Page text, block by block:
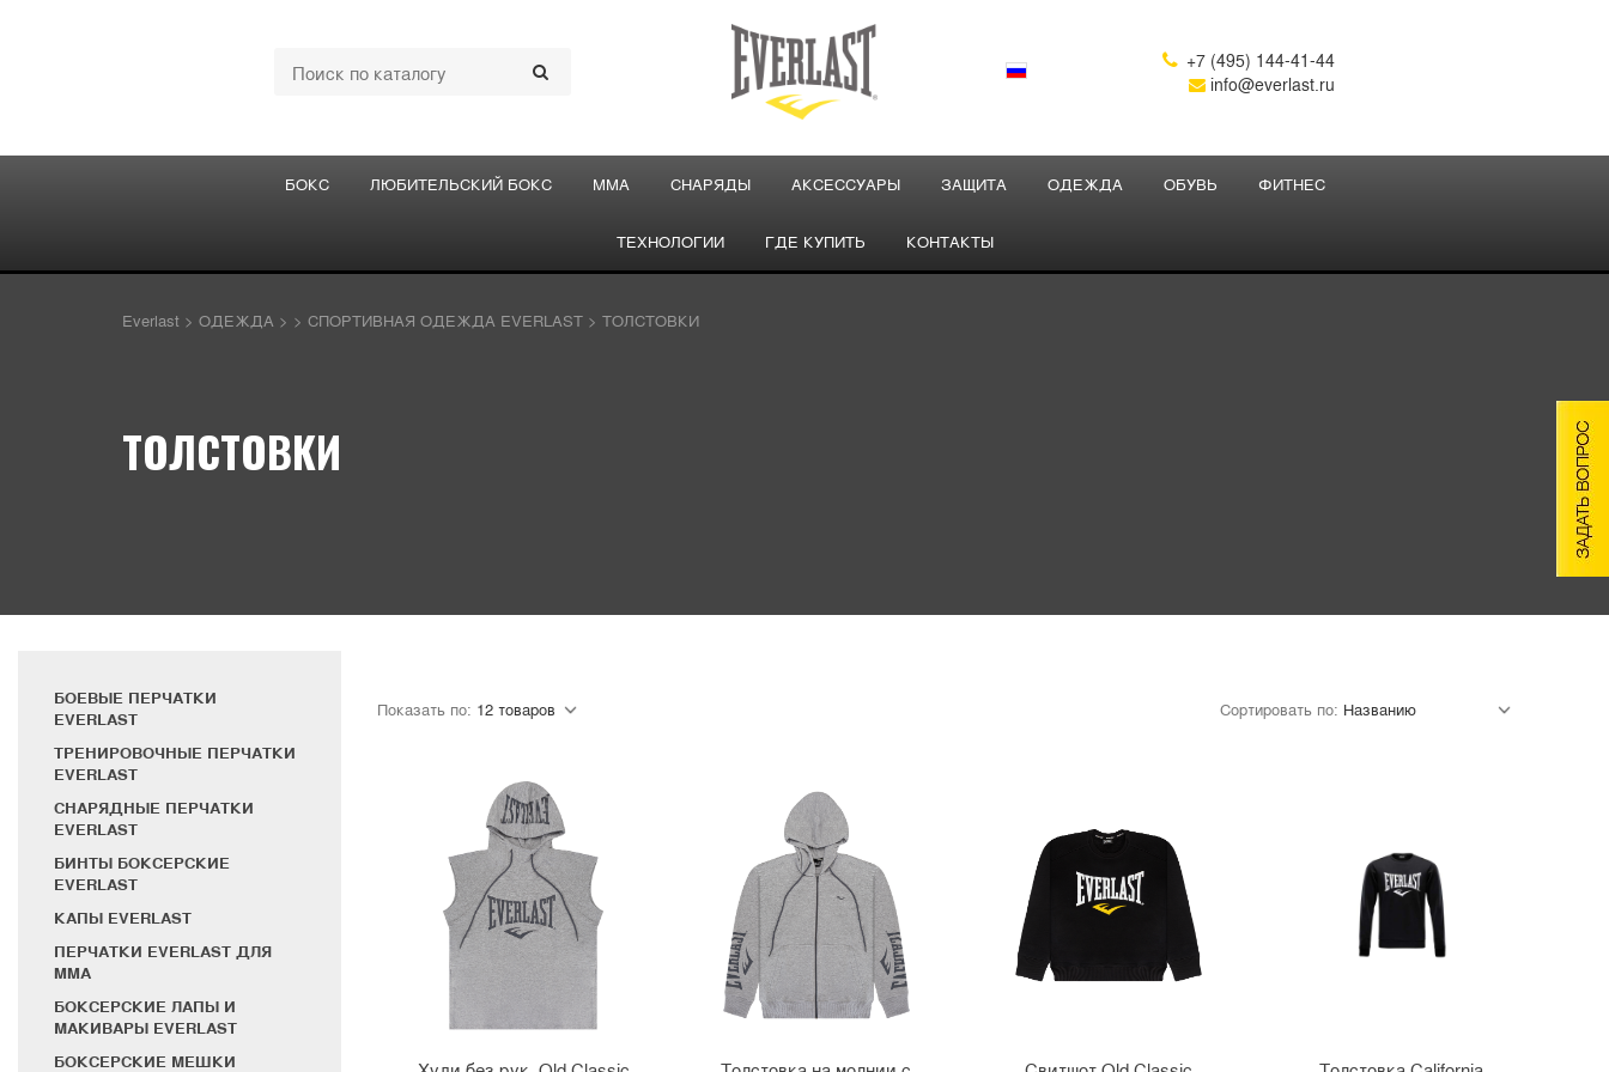
 +7 (495) 144-41-44
info@everlast.ru
БОКС ЛЮБИТЕЛЬСКИЙ БОКС ММА СНАРЯДЫ АКСЕССУАРЫ ЗАЩИТА ОДЕЖДА ОБУВЬ ФИТНЕС
ТЕХНОЛОГИИ ГДЕ КУПИТЬ КОНТАКТЫ
Everlast > ОДЕЖДА > > СПОРТИВНАЯ ОДЕЖДА EVERLAST > ТОЛСТОВКИ
ТОЛСТОВКИ
БОЕВЫЕ ПЕРЧАТКИ
EVERLAST
ТРЕНИРОВОЧНЫЕ ПЕРЧАТКИ
EVERLAST
СНАРЯДНЫЕ ПЕРЧАТКИ
EVERLAST
БИНТЫ БОКСЕРСКИЕ
EVERLAST
КАПЫ EVERLAST
ПЕРЧАТКИ EVERLAST ДЛЯ
MMA
БОКСЕРСКИЕ ЛАПЫ И
МАКИВАРЫ EVERLAST
БОКСЕРСКИЕ МЕШКИ
Показать по: Сортировать по: